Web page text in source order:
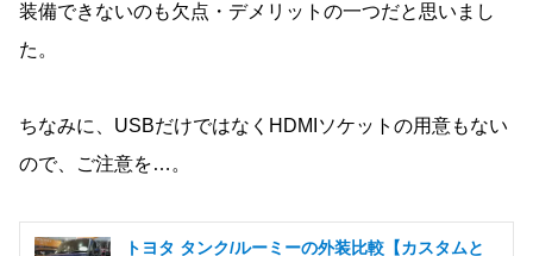
装備できないのも欠点・デメリットの一つだと思いまし
た。
ちなみに、USBだけではなくHDMIソケットの用意もない
ので、ご注意を…。
トヨタ タンク/ルーミーの外装比較【カスタムと